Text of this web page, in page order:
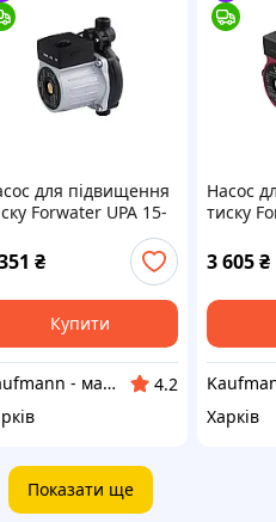
для підвищення
Forwater UPA 15-
₴
Купити
Kaufmann - магазин сантехніки
4.2
Насос
тиску
3 605₴
Харків
Показати ще